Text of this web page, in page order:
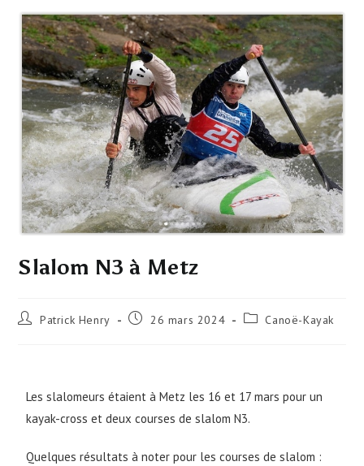
Slalom N3 à Metz
Patrick Henry 26 mars 2024 Canoë-Kayak
Les slalomeurs étaient à Metz les 16 et 17 mars pour un
kayak-cross et deux courses de slalom N3.
Quelques résultats à noter pour les courses de slalom :